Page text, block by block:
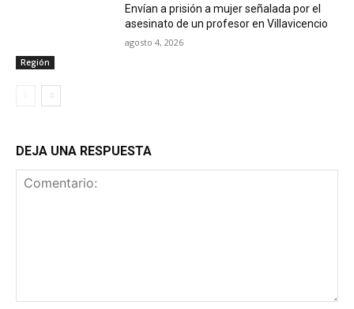
Región
Envían a prisión a mujer señalada por el
asesinato de un profesor en Villavicencio
agosto 4, 2026
DEJA UNA RESPUESTA